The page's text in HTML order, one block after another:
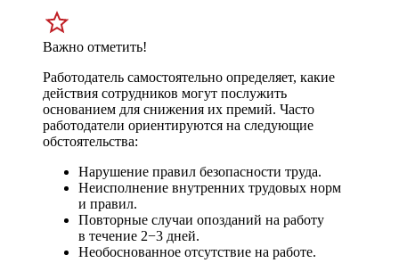
Важно отметить!
Работодатель самостоятельно определяет, какие
действия сотрудников могут послужить
основанием для снижения их премий. Часто
работодатели ориентируются на следующие
обстоятельства:
Нарушение правил безопасности труда.
Неисполнение внутренних трудовых норм
и правил.
Повторные случаи опозданий на работу
в течение 2−3 дней.
Необоснованное отсутствие на работе.